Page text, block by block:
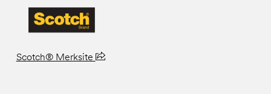
Scotch® Merksite